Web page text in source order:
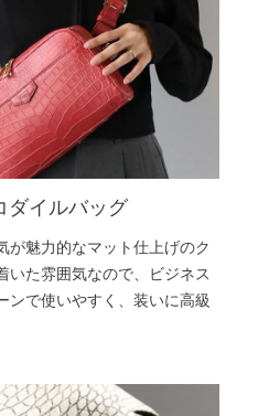
ダイルバッグ
が魅力的なマット仕上げのク
いた雰囲気なので、ビジネス
ンで使いやすく、装いに高級